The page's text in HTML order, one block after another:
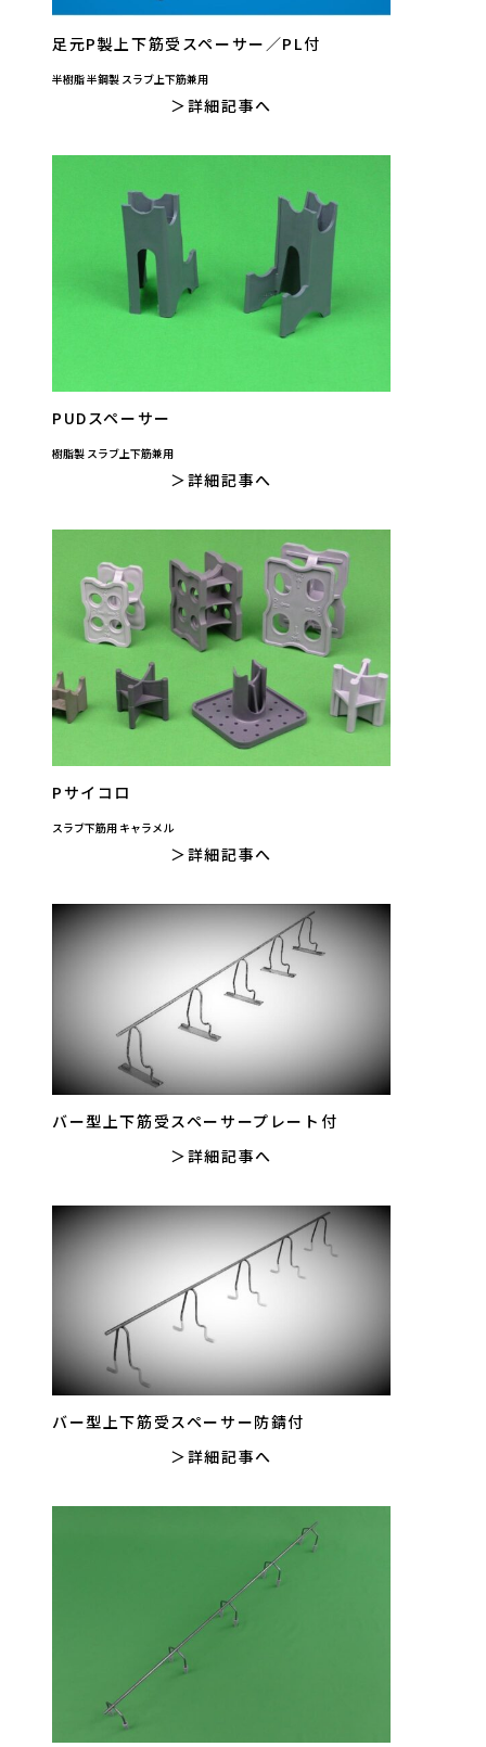
足元P製上下筋受スペーサー／PL付
半樹脂 半鋼製 スラブ上下筋兼用
詳細記事へ
PUDスペーサー
樹脂製 スラブ上下筋兼用
詳細記事へ
Pサイコロ
スラブ下筋用 キャラメル
詳細記事へ
バー型上下筋受スペーサープレート付
詳細記事へ
バー型上下筋受スペーサー防錆付
詳細記事へ